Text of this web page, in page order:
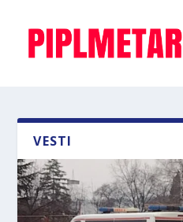
VESTI